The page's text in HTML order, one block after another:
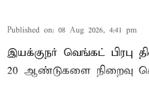
Published on: 08 Aug 2026, 4:41 pm
இயக்குநர் வெங்கட் பிரபு
20 ஆண்டுகளை நிறைவு